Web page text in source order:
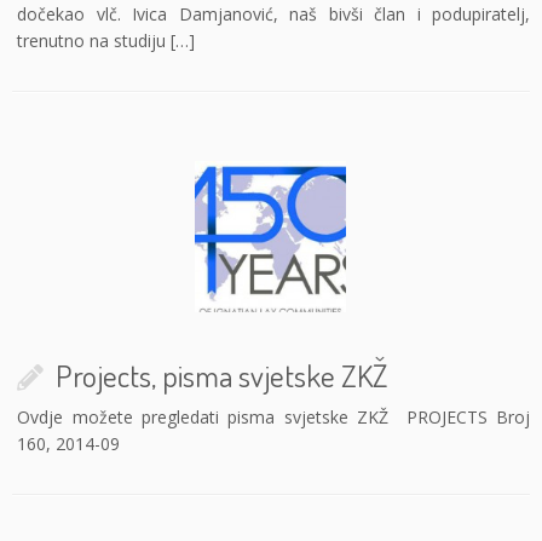
dočekao vlč. Ivica Damjanović, naš bivši član i podupiratelj,
trenutno na studiju […]
Projects, pisma svjetske ZKŽ
Ovdje možete pregledati pisma svjetske ZKŽ PROJECTS Broj
160, 2014-09